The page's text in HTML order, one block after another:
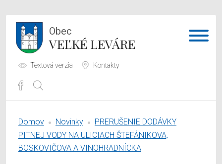
Obec
VEĽKÉ LEVÁRE
Textová verzia Kontakty
Samospráva
Domov Novinky
PRERUŠENIE DODÁVKY
PITNEJ VODY NA ULICIACH ŠTEFÁNIKOVA,
BOSKOVIČOVA A VINOHRADNÍCKA